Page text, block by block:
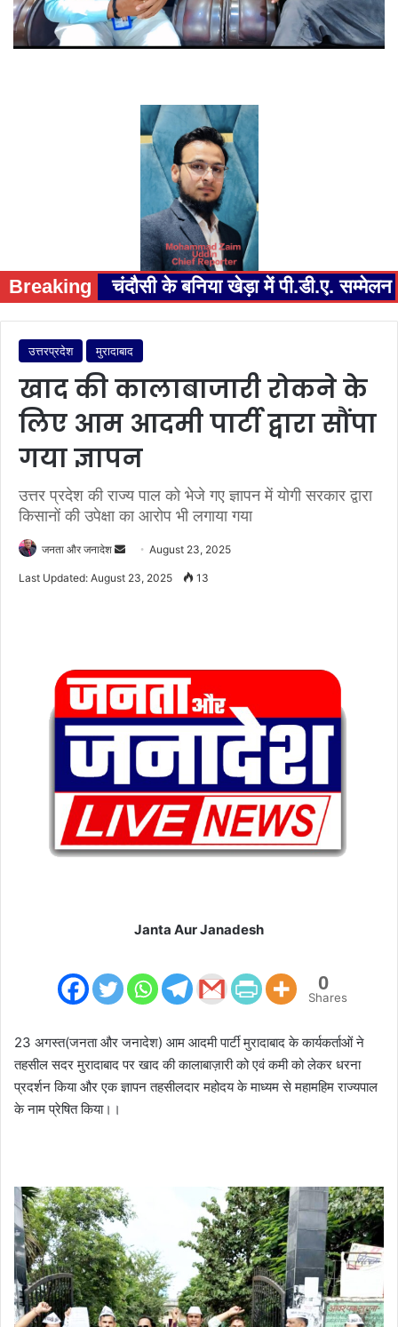
Breaking चंदौसी के बनिया खेड़ा में पी.डी.ए.
उत्तरप्रदेश मुरादाबाद
खाद की कालाबाजारी रोकने के
लिए आम आदमी पार्टी द्वारा सौंपा
गया ज्ञापन
उत्तर प्रदेश की राज्य पाल को भेजे गए ज्ञापन में योगी सरकार द्वारा
किसानों की उपेक्षा का आरोप भी लगाया गया
जनता और जनादेश
e
e
m
a
August 23, 2025
Last Updated: August 23, 2025 13
Janta Aur Janadesh
0
Shares
23 अगस्त(जनता और जनादेश) आम आदमी पार्टी मुरादाबाद के कार्यकर्ताओं ने
तहसील सदर मुरादाबाद पर खाद की कालाबाज़ारी को एवं कमी को लेकर धरना
प्रदर्शन किया और एक ज्ञापन तहसीलदार महोदय के माध्यम से महामहिम राज्यपाल
के नाम प्रेषित किया।।